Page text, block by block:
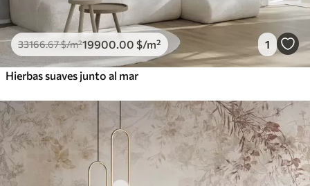
33166.67$/m²19900 .00 $/m² 1
Hierbas suaves junto al mar